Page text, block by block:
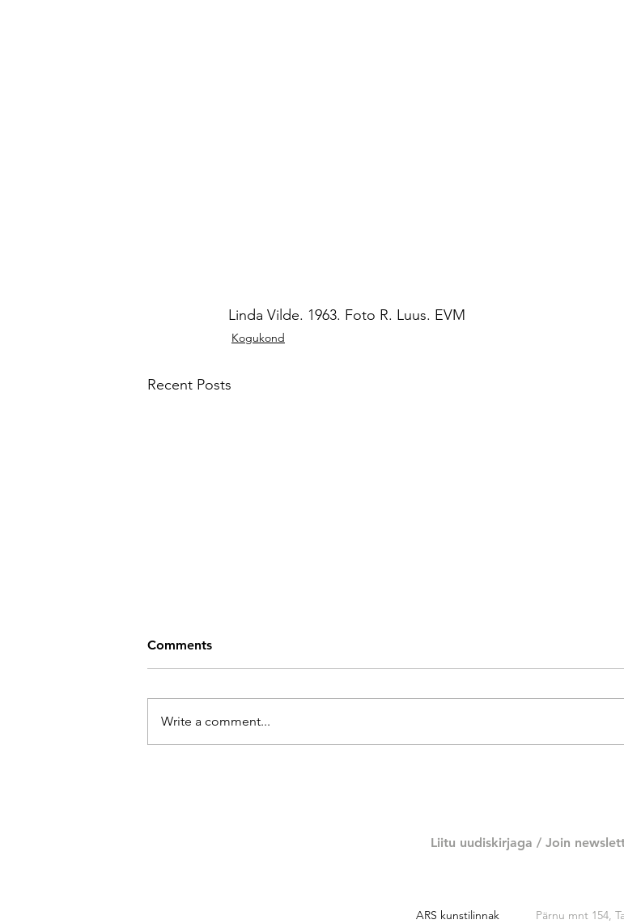
Linda Vilde. 1963. Foto R. Luus. EVM
Kogukond
Recent Posts
Comments
Write a comment...
Liitu uudiskirjaga / Join
ARS kunstilinnak Pärnu mnt 154,